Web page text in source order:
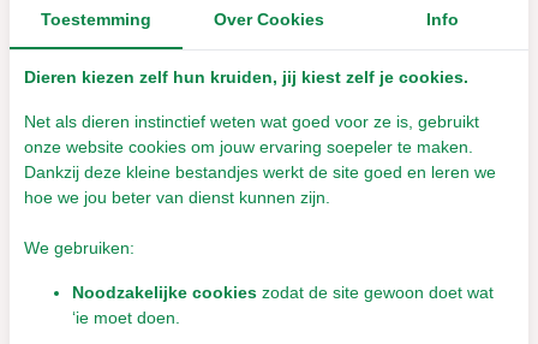
Info@dtails.nl
Socialmedia
Socials
Toestemming Over Cookies Info
Dieren kiezen zelf hun kruiden, jij kiest zelf je cookies.
Net als dieren instinctief weten wat goed voor ze is, gebruikt
onze website cookies om jouw ervaring soepeler te maken.
Dankzij deze kleine bestandjes werkt de site goed en leren we
hoe we jou beter van dienst kunnen zijn.
We gebruiken:
Noodzakelijke cookies zodat de site gewoon doet wat
‘ie moet doen.